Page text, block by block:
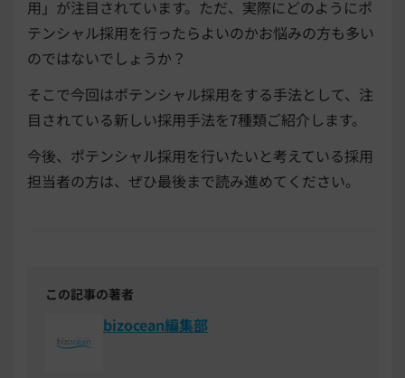
用」が注目されています。ただ、実際にどのようにポ
テンシャル採用を行ったらよいのかお悩みの方も多い
のではないでしょうか？
そこで今回はポテンシャル採用をする手法として、注
目されている新しい採用手法を7種類ご紹介します。
今後、ポテンシャル採用を行いたいと考えている採用
担当者の方は、ぜひ最後まで読み進めてください。
この記事の著者
bizocean編集部